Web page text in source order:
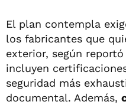
El plan contempla
los fabricantes que
exterior, según
incluyen
seguridad más
documental. Además,